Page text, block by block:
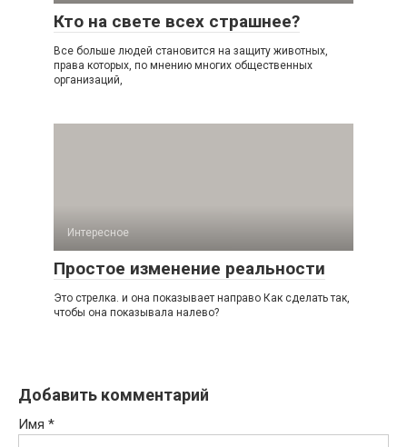
Кто на свете всех страшнее?
Все больше людей становится на защиту животных,
права которых, по мнению многих общественных
организаций,
Интересное
Простое изменение реальности
Это стрелка. и она показывает направо Как сделать так,
чтобы она показывала налево?
Добавить комментарий
Имя *